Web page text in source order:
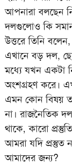
আপনারা বলছেন
দলগুলোও কি
উত্তরে তিনি বলেন,
এখানে বড় দল,
মধ্যে যখন একটা
অংশগ্রহণ করে।
এমন কোন বিষয় ত
না। রাজনৈতিক
থাকে, কারো
আমরা যদি প্রস্তুত
আমাদের জন্য?